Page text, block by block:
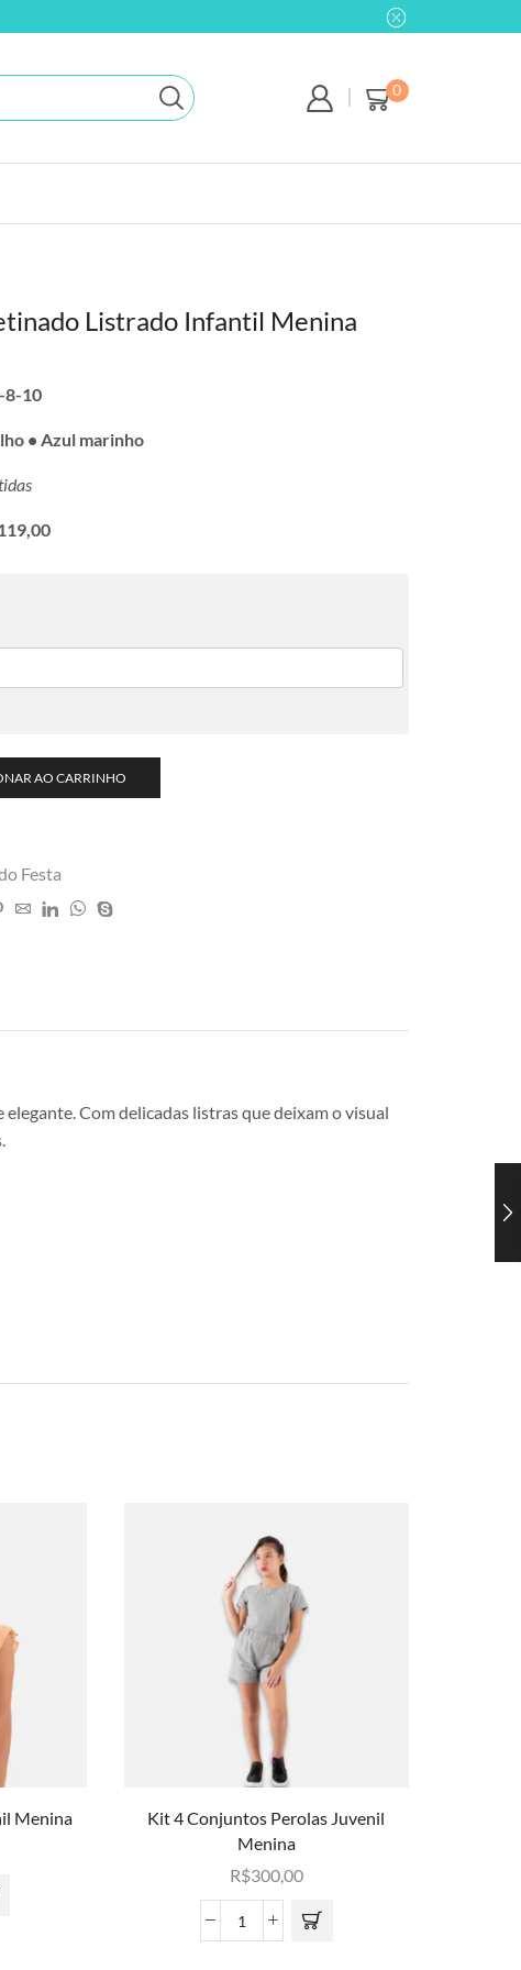
0
Listrado Infantil Menina
8-10
• Azul marinho
AO CARRINHO
Festa
Com delicadas listras que deixam o visual
Menina
Kit 4 Conjuntos Perolas Juvenil
Menina
R$300,00